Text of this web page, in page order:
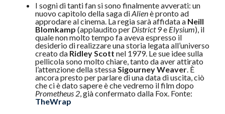
I sogni di tanti fan si sono finalmente avverati: un
nuovo capitolo della saga diAlienè pronto ad
approdare al cinema. La regia sarà affidata a Neill
Blomkamp (applaudito per District 9e Elysium), il
quale non molto tempo fa aveva espresso il
desiderio di realizzare una storia legata all’universo
creato da Ridley Scott nel 1979. Le sue idee sulla
pellicola sono molto chiare, tanto da aver attirato
l’attenzione della stessaSigourney Weaver. È
ancora presto per parlare di una data di uscita, ciò
che ci è dato sapere è che vedremo il film dopo
Prometheus 2, già confermato dalla Fox. Fonte:
TheWrap